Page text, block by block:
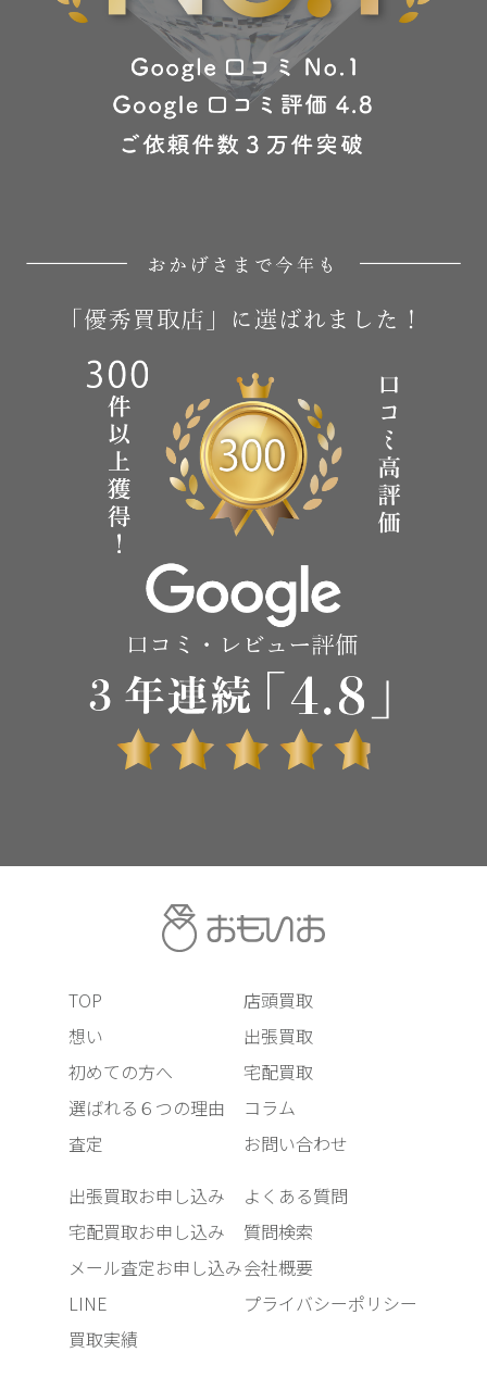
TOP
想い
初めての方へ
選ばれる６つの理由
査定
店頭買取
出張買取
宅配買取
コラム
お問い合わせ
出張買取お申し込み
宅配買取お申し込み
メール査定お申し込み
LINE
買取実績
よくある質問
質問検索
会社概要
プライバシーポリシー